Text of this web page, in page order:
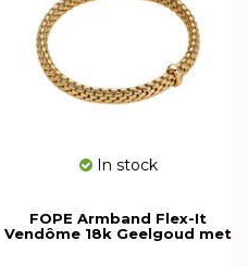
In stock
FOPE Armband Flex-It
Vendôme 18k Geelgoud met